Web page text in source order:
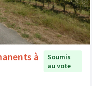
à
Soumis
au vote